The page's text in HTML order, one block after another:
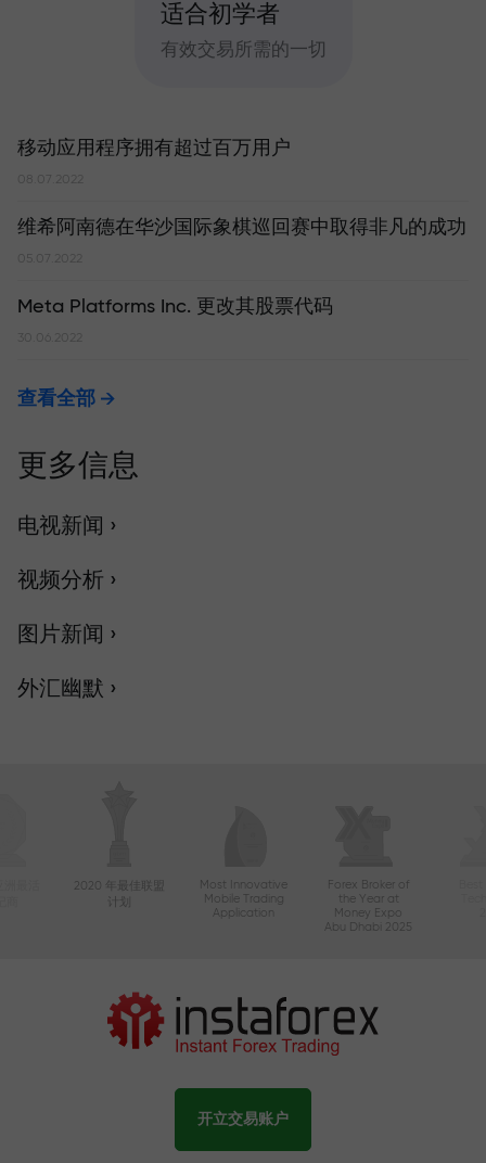
适合初学者
有效交易所需的一切
移动应用程序拥有超过百万用户
08.07.2022
维希阿南德在华沙国际象棋巡回赛中取得非凡的成功
Meta Platforms Inc. 更改其股票代码
30.06.2022
查看全部
更多信息
电视新闻 ›
视频分析 ›
图片新闻 ›
外汇幽默 ›
2020 年最佳联盟
Most Innovative
Mobile Trading
Application
Forex Broker of
the Year at
Money Expo
Abu Dhabi 2025
开立交易账户